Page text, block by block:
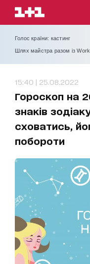
Голос країни: кастинг
Шлях майстра разом із
15:40 | 25.08.2022
Гороскоп на
знаків
сховатись,
побороти